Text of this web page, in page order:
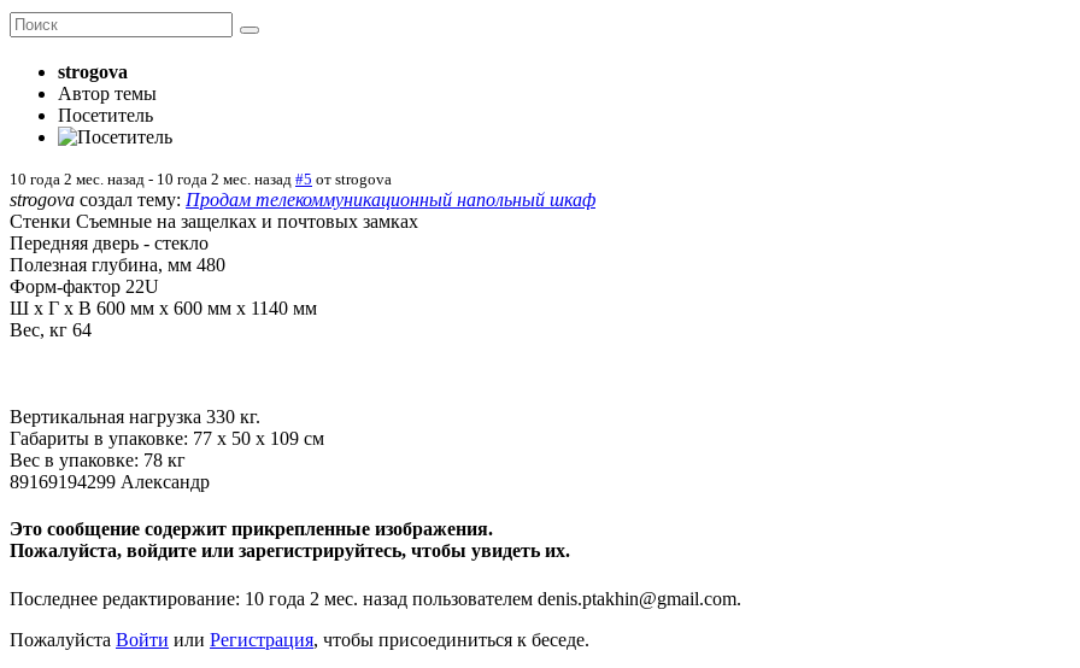
strogova
Автор темы
Посетитель
10 года 2 мес. назад - 10 года 2 мес. назад #5 от strogova
strogova создал тему: Продам телекоммуникационный напольный шкаф
Стенки Cъемные на защелках и почтовых замках
Передняя дверь - стекло
Полезная глубина, мм 480
Форм-фактор 22U
Ш х Г х В 600 мм х 600 мм х 1140 мм
Вес, кг 64
Вертикальная нагрузка 330 кг.
Габариты в упаковке: 77 x 50 x 109 см
Вес в упаковке: 78 кг
89169194299 Александр
Это сообщение содержит прикрепленные изображения.
Пожалуйста, войдите или зарегистрируйтесь, чтобы увидеть их.
Последнее редактирование: 10 года 2 мес. назад пользователем denis.ptakhin@gmail.com.
Пожалуйста Войти или Регистрация, чтобы присоединиться к беседе.